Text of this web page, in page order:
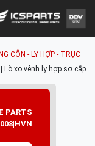
CÔN - LY HỢP - TRỤC
Lò xo vênh ly hợp sơ cấp
PARTS